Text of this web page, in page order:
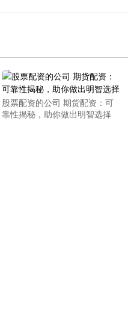
股票配资的公司 期货配资：可
靠性揭秘，助你做出明智选择